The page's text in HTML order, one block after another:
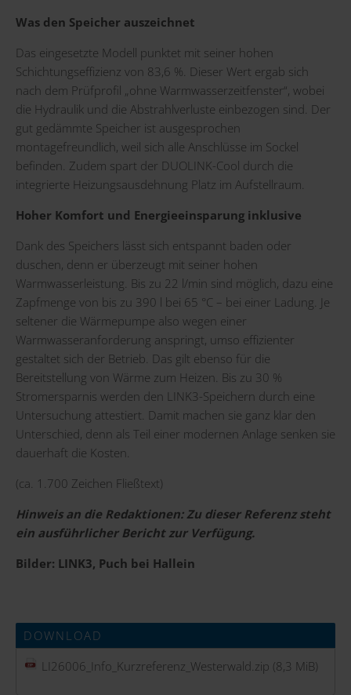
Was den Speicher auszeichnet
Das eingesetzte Modell punktet mit seiner hohen
Schichtungseffizienz von 83,6 %. Dieser Wert ergab sich
nach dem Prüfprofil „ohne Warmwasserzeitfenster“, wobei
die Hydraulik und die Abstrahlverluste einbezogen sind. Der
gut gedämmte Speicher ist ausgesprochen
montagefreundlich, weil sich alle Anschlüsse im Sockel
befinden. Zudem spart der DUOLINK-Cool durch die
integrierte Heizungsausdehnung Platz im Aufstellraum.
Hoher Komfort und Energieeinsparung inklusive
Dank des Speichers lässt sich entspannt baden oder
duschen, denn er überzeugt mit seiner hohen
Warmwasserleistung. Bis zu 22 l/min sind möglich, dazu eine
Zapfmenge von bis zu 390 l bei 65 °C – bei einer Ladung. Je
seltener die Wärmepumpe also wegen einer
Warmwasseranforderung anspringt, umso effizienter
gestaltet sich der Betrieb. Das gilt ebenso für die
Bereitstellung von Wärme zum Heizen. Bis zu 30 %
Stromersparnis werden den LINK3-Speichern durch eine
Untersuchung attestiert. Damit machen sie ganz klar den
Unterschied, denn als Teil einer modernen Anlage senken sie
dauerhaft die Kosten.
(ca. 1.700 Zeichen Fließtext)
Hinweis an die Redaktionen: Zu dieser Referenz steht
ein ausführlicher Bericht zur Verfügung.
Bilder: LINK3, Puch bei Hallein
DOWNLOAD
LI26006_Info_Kurzreferenz_Westerwald.zip (8,3 MiB)